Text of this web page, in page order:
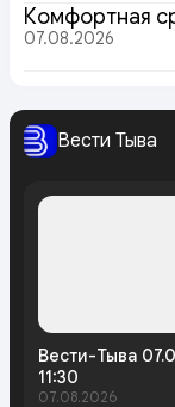
Комфортная
07.08.2026
Вести Тыва
Вести-Тыва
11:30
07.08.2026